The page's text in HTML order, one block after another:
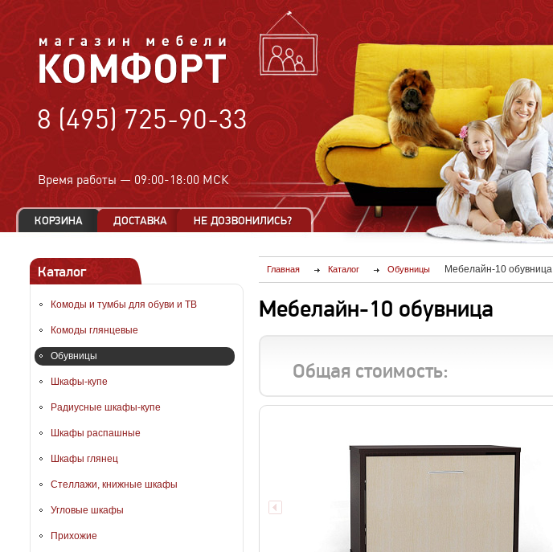
8 (495) 725-90-33
Время работы — 09:00-18:00 МСК
Каталог
Комоды и тумбы для обуви и ТВ
Комоды глянцевые
Обувницы
Шкафы-купе
Радиусные шкафы-купе
Шкафы распашные
Шкафы глянец
Стеллажи, книжные шкафы
Угловые шкафы
Прихожие
Главная Каталог Обувницы Мебелайн-10 обувница
Мебелайн-10 обувница
Общая стоимость: